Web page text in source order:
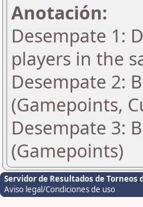
Anotación:
Desempate 1:
players in the
Desempate 2:
(Gamepoints,
Desempate 3:
(Gamepoints)
Servidor de Resultados de Torneos
Aviso legal/Condiciones de uso